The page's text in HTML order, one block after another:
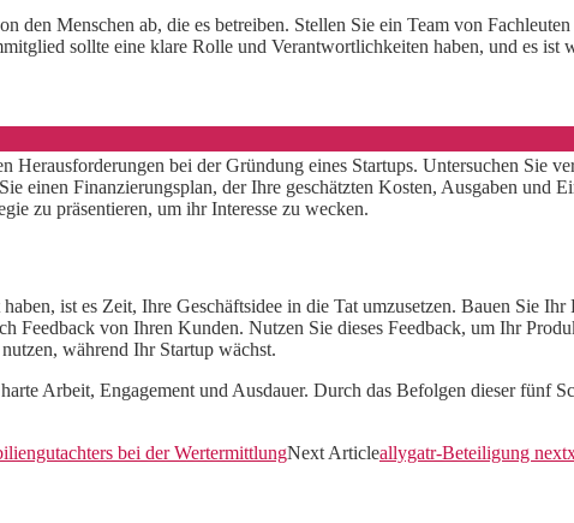
den Menschen ab, die es betreiben. Stellen Sie ein Team von
sollte eine klare Rolle und Verantwortlichkeiten haben, und es
Herausforderungen bei der Gründung eines Startups. Untersuchen Sie
einen Finanzierungsplan, der Ihre geschätzten Kosten, Ausgaben und
zu präsentieren, um ihr Interesse zu wecken.
ist es Zeit, Ihre Geschäftsidee in die Tat umzusetzen. Bauen Sie
Feedback von Ihren Kunden. Nutzen Sie dieses Feedback, um Ihr
während Ihr Startup wächst.
Arbeit, Engagement und Ausdauer. Durch das Befolgen dieser fünf
bei der WertermittlungNext Articleallygatr-Beteiligung